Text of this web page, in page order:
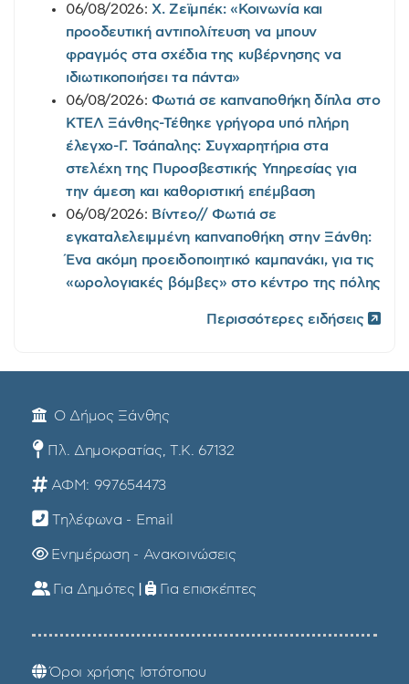
06/08/2026: Χ. Ζεϊμπέκ: «Κοινωνία και
προοδευτική αντιπολίτευση να μπουν
φραγμός στα σχέδια της κυβέρνησης να
ιδιωτικοποιήσει τα πάντα»
06/08/2026: Φωτιά σε καπναποθήκη δίπλα στο
ΚΤΕΛ Ξάνθης-Τέθηκε γρήγορα υπό πλήρη
έλεγχο-Γ. Τσάπαλης: Συγχαρητήρια στα
στελέχη της Πυροσβεστικής Υπηρεσίας για
την άμεση και καθοριστική επέμβαση
06/08/2026: Βίντεο// Φωτιά σε
εγκαταλελειμμένη καπναποθήκη στην Ξάνθη:
Ένα ακόμη προειδοποιητικό καμπανάκι, για τις
«ωρολογιακές βόμβες» στο κέντρο της πόλης
Περισσότερες ειδήσεις
Ο Δήμος Ξάνθης
Πλ. Δημοκρατίας, Τ.Κ. 67132
ΑΦΜ: 997654473
Τηλέφωνα - Email
Ενημέρωση - Ανακοινώσεις
Για Δημότες | Για επισκέπτες
Όροι χρήσης Ιστότοπου